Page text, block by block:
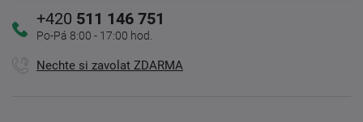
+420 511 146 751
Po-Pá 8:00 - 17:00 hod.
Nechte si zavolat ZDARMA